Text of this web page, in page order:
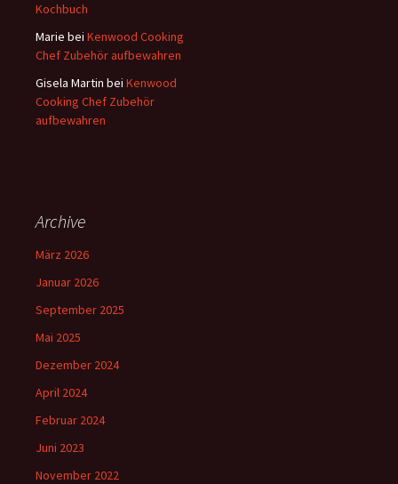
Kochbuch
Marie bei Kenwood Cooking
Chef Zubehör aufbewahren
Gisela Martin bei Kenwood
Cooking Chef Zubehör
aufbewahren
Archive
März 2026
Januar 2026
September 2025
Mai 2025
Dezember 2024
April 2024
Februar 2024
Juni 2023
November 2022